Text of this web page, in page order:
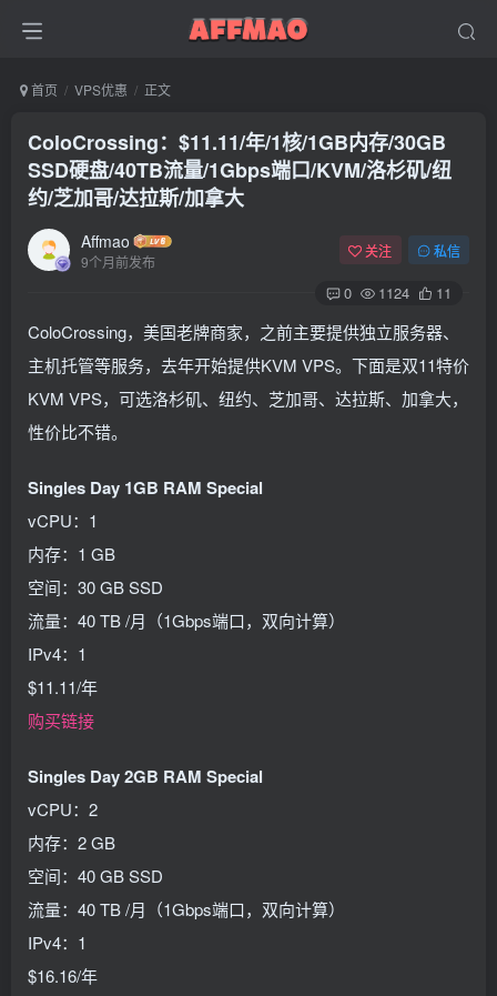
首页 VPS优惠 正文
ColoCrossing：$11.11/年/1核/1GB内存/30GB
SSD硬盘/40TB流量/1Gbps端口/KVM/洛杉矶/纽
约/芝加哥/达拉斯/加拿大
Affmao
9个月前发布
关注 私信
0 1124 11
ColoCrossing，美国老牌商家，之前主要提供独立服务器、
主机托管等服务，去年开始提供KVM VPS。下面是双11特价
KVM VPS，可选洛杉矶、纽约、芝加哥、达拉斯、加拿大，
性价比不错。
Singles Day 1GB RAM Special
vCPU：1
内存：1 GB
空间：30 GB SSD
流量：40 TB /月（1Gbps端口，双向计算）
IPv4：1
$11.11/年
购买链接
Singles Day 2GB RAM Special
vCPU：2
内存：2 GB
空间：40 GB SSD
流量：40 TB /月（1Gbps端口，双向计算）
IPv4：1
$16.16/年